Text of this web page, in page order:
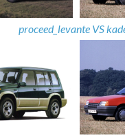
proceed_levante VS